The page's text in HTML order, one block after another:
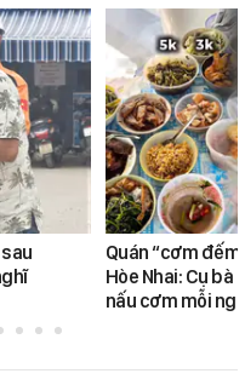
Quán “cơm
Hòe Nhai: Cụ
nấu cơm mỗi